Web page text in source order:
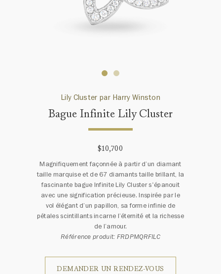
Lily Cluster par Harry Winston
Bague Infinite Lily Cluster
$10,700
Magnifiquement façonnée à partir d’un diamant
taille marquise et de 67 diamants taille brillant, la
fascinante bague Infinite Lily Cluster s'épanouit
avec une signification précieuse. Inspirée par le
vol élégant d’un papillon, sa forme infinie de
pétales scintillants incarne l’éternité et la richesse
de l’amour.
Référence produit: FRDPMQRFILC
DEMANDER UN RENDEZ-VOUS